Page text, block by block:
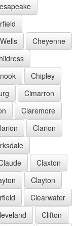
Cheyenne
Chipley
Cimarron
Claremore
Clarion
Claxton
Clayton
Clearwater
Clifton